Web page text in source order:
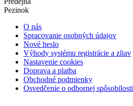
Pezinok
O nás
Spracovanie osobných údajov
Nové heslo
Výhody systému registrácie a zliav
Nastavenie cookies
Doprava a platba
Obchodné podmienky
Osvedčenie o odbornej spôsobilosti